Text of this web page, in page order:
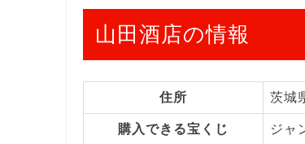
山田酒店の情報
住所 茨城
購入できる宝くじ ジャ